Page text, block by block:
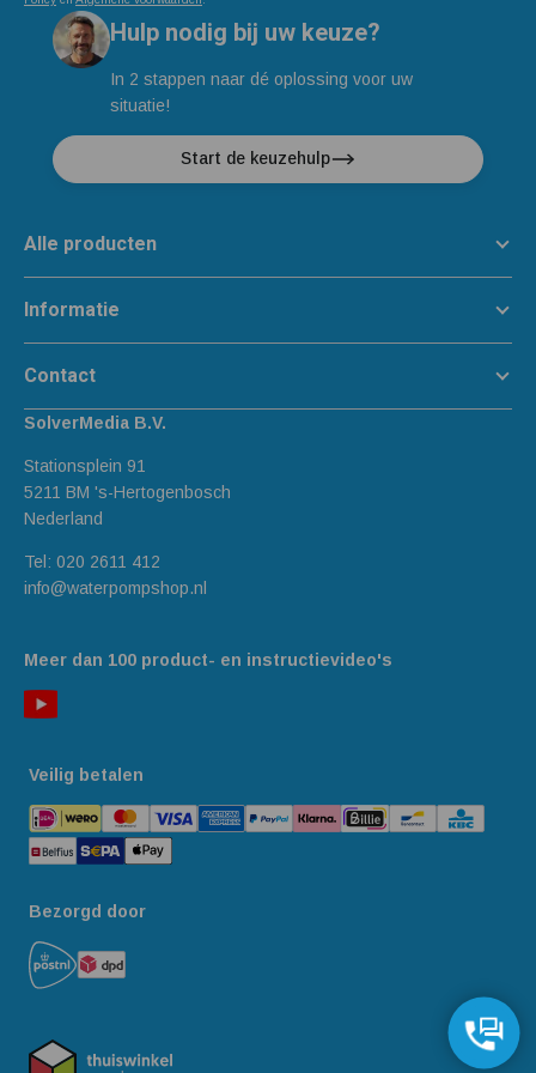
Hulp nodig bij uw keuze?
In 2 stappen naar dé oplossing voor uw
situatie!
Start de keuzehulp
Meer dan 100 product- en instructievideo's
Alle producten
Informatie
Contact
SolverMedia B.V.
Stationsplein 91
5211 BM 's-Hertogenbosch
Nederland
Tel: 020 2611 412
info@waterpompshop.nl
Veilig betalen
Bezorgd door